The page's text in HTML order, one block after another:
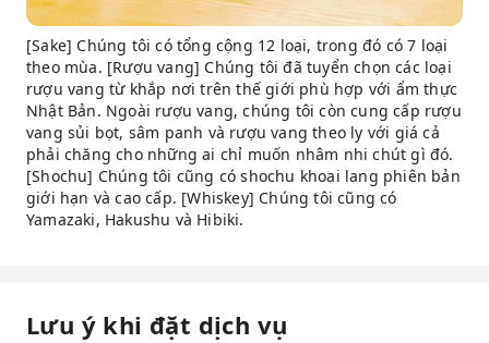
[Sake] Chúng tôi có tổng cộng 12 loại, trong đó có 7 loại
theo mùa. [Rượu vang] Chúng tôi đã tuyển chọn các loại
rượu vang từ khắp nơi trên thế giới phù hợp với ẩm thực
Nhật Bản. Ngoài rượu vang, chúng tôi còn cung cấp rượu
vang sủi bọt, sâm panh và rượu vang theo ly với giá cả
phải chăng cho những ai chỉ muốn nhâm nhi chút gì đó.
[Shochu] Chúng tôi cũng có shochu khoai lang phiên bản
giới hạn và cao cấp. [Whiskey] Chúng tôi cũng có
Yamazaki, Hakushu và Hibiki.
Lưu ý khi đặt dịch vụ